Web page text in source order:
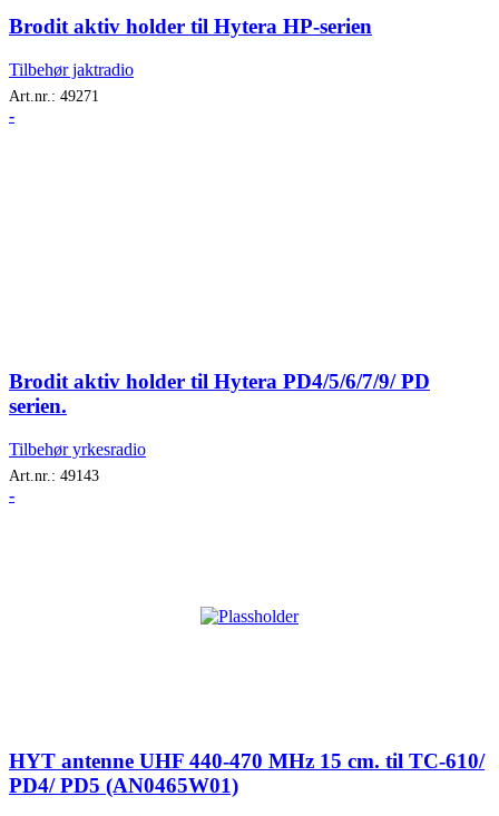
Brodit aktiv holder til Hytera HP-serien
Tilbehør jaktradio
Art.nr.: 49271
-
Brodit aktiv holder til Hytera PD4/5/6/7/9/ PD
serien.
Tilbehør yrkesradio
Art.nr.: 49143
-
HYT antenne UHF 440-470 MHz 15 cm. til TC-610/
PD4/ PD5 (AN0465W01)